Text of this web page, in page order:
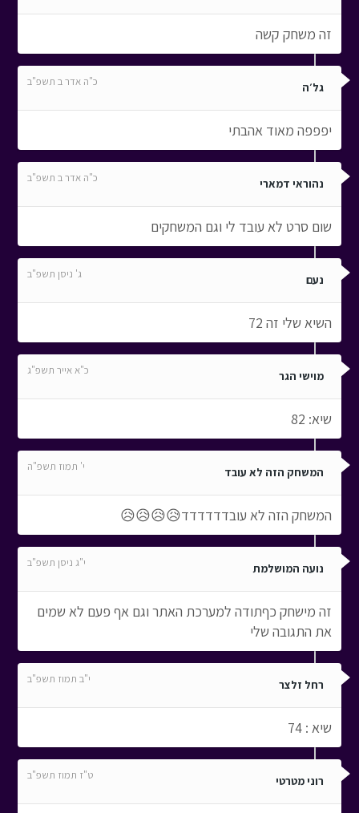
זה משחק קשה
גל׳ה כ"ה אדר ב תשפ"ב
יפפפה מאוד אהבתי
נהוראי דמארי כ"ה אדר ב תשפ"ב
שום סרט לא עובד לי וגם המשחקים
נעם ג' ניסן תשפ"ב
השיא שלי זה 72
מוישי הגר כ"א אייר תשפ"ג
שיא: 82
המשחק הזה לא עובד י' תמוז תשפ"ה
המשחק הזה לא עובדדדדדד😥😥😥😥
נועה המושלמת י"ג ניסן תשפ"ב
זה מישחק כףתודה למערכת האתר וגם אף פעם לא שמים
את התגובה שלי
רחל זלצר י"ב תמוז תשפ"ב
שיא : 74
רוני מטרטי ט"ז תמוז תשפ"ב